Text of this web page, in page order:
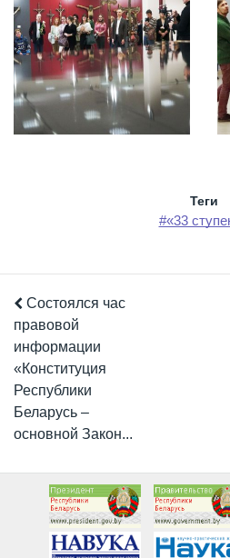
Теги
#«33
Состоялся час
правовой
информации
«Конституция
Республики
Беларусь –
основной Закон...